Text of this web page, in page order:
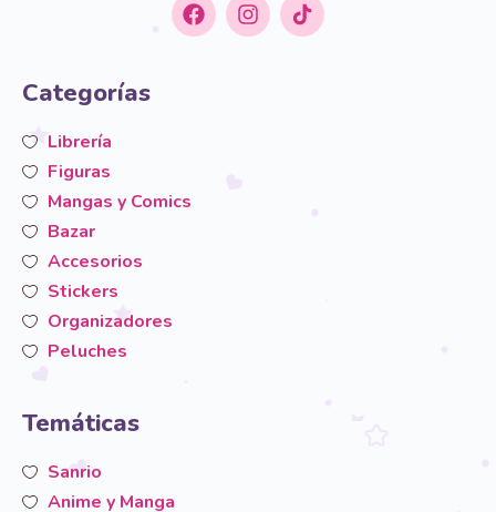
Categorías
Librería
Figuras
Mangas y Comics
Bazar
Accesorios
Stickers
Organizadores
Peluches
Temáticas
Sanrio
Anime y Manga